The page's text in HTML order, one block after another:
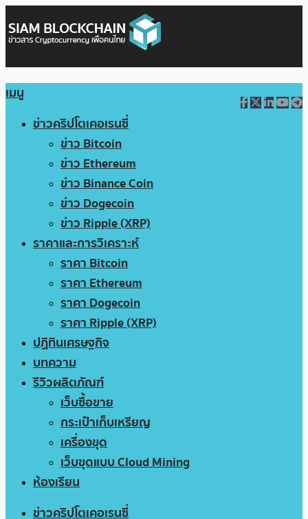
เมนู
ข่าวคริปโตเคอเรนซี่
ข่าว Bitcoin
ข่าว Ethereum
ข่าว Binance Coin
ข่าว Dogecoin
ข่าว Ripple (XRP)
ราคาและการวิเคราะห์
ราคา Bitcoin
ราคา Ethereum
ราคา Dogecoin
ราคา Ripple (XRP)
ปฏิทินเศรษฐกิจ
บทความ
รีวิวผลิตภัณฑ์
เว็บซื้อขาย
กระเป๋าเก็บเหรียญ
เครื่องขุด
เว็บขุดแบบ Cloud Mining
ห้องเรียน
ข่าวคริปโตเคอเรนซี่